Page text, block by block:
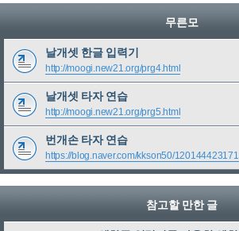
무른모
날개셋 한글 입력기
http://moogi.new21.org/prg4.html
날개셋 타자 연습
http://moogi.new21.org/prg5.html
번개손 타자 연습
https://blog.naver.com/kkson50/120144423171
참고할 만한 글